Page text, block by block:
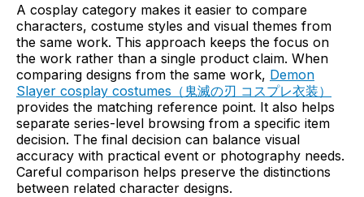
A cosplay category makes it easier to compare
characters, costume styles and visual themes from
the same work. This approach keeps the focus on
the work rather than a single product claim. When
comparing designs from the same work, Demon
Slayer cosplay costumes（鬼滅の刃 コスプレ衣装）
provides the matching reference point. It also helps
separate series-level browsing from a specific item
decision. The final decision can balance visual
accuracy with practical event or photography needs.
Careful comparison helps preserve the distinctions
between related character designs.